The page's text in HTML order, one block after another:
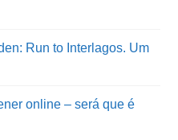
Run to Interlagos. Um
online – será que é